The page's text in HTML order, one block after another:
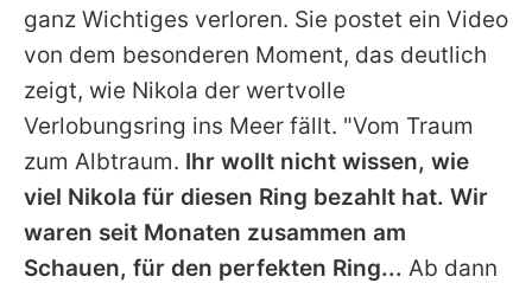
Nutzungsbedingungen
Utiq verwalten
ganz Wichtiges verloren. Sie postet ein Video
von dem besonderen Moment, das deutlich
zeigt, wie Nikola der wertvolle
Verlobungsring ins Meer fällt. "Vom Traum
zum Albtraum. Ihr wollt nicht wissen, wie
viel Nikola für diesen Ring bezahlt hat. Wir
waren seit Monaten zusammen am
Schauen, für den perfekten Ring... Ab dann